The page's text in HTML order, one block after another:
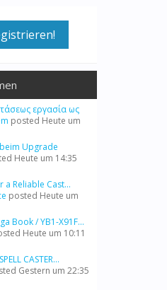
εργασία ως
posted Heute um
Upgrade
Heute um 14:35
a Reliable Cast...
posted Heute um
Book / YB1-X91F...
Heute um 10:11
CASTER...
Gestern um 22:35